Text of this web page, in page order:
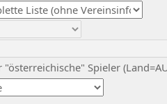
"österreichische" Spieler